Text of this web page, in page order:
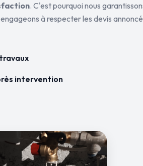
. C'est pourquoi nous
à respecter les devis
intervention